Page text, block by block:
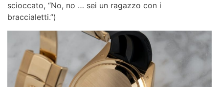
scioccato, “No, no … sei un ragazzo con i
braccialetti.”)